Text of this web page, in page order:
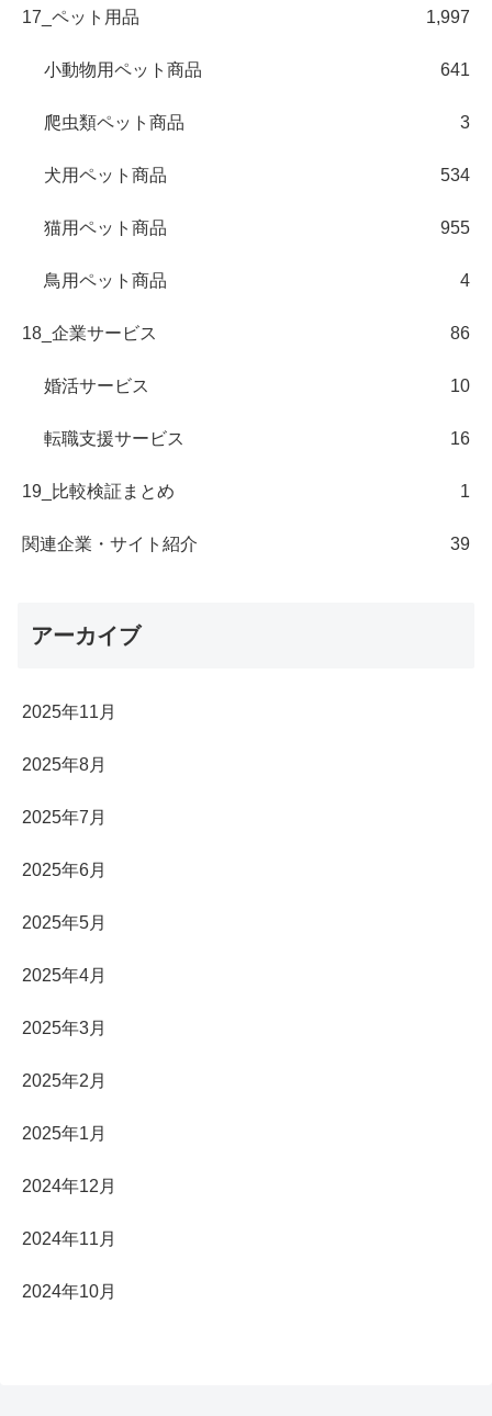
17_ペット用品 1,997
小動物用ペット商品 641
爬虫類ペット商品 3
犬用ペット商品 534
猫用ペット商品 955
鳥用ペット商品 4
18_企業サービス 86
婚活サービス 10
転職支援サービス 16
19_比較検証まとめ 1
関連企業・サイト紹介 39
アーカイブ
2025年11月
2025年8月
2025年7月
2025年6月
2025年5月
2025年4月
2025年3月
2025年2月
2025年1月
2024年12月
2024年11月
2024年10月